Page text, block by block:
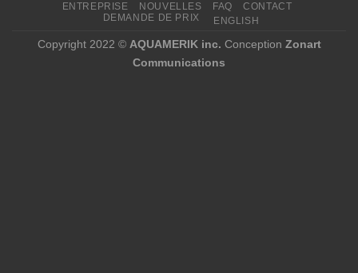
ENTREPRISE NOUVELLES FAQ
CONTACT
DEMANDE DE PRIX
ENGLISH
Copyright 2022 © AQUAMERIK inc. Conception Zonart
Communications